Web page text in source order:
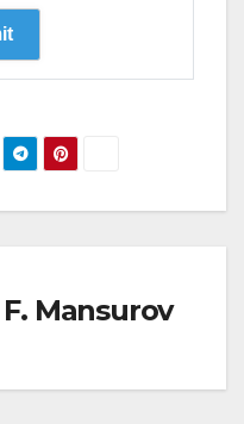
F. Mansurov